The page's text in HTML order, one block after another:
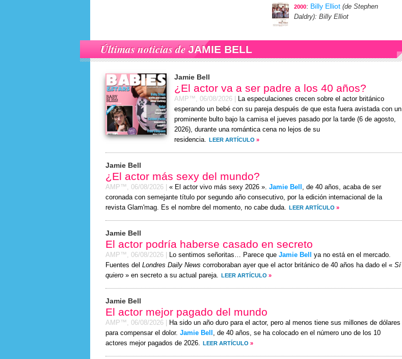
2000: Billy Elliot (de Stephen
Daldry): Billy Elliot
Últimas noticias deJAMIE BELL
Jamie Bell
¿El actor va a ser padre a los 40 años?
AMP™, 06/08/2026
La especulaciones crecen sobre el actor británico
esperando un bebé con su pareja después de que esta fuera avistada con un
prominente bulto bajo la camisa el jueves pasado por la tarde (6 de agosto,
2026), durante una romántica cena no lejos de su
residencia. LEER ARTÍCULO »
Jamie Bell
¿El actor más sexy del mundo?
AMP™, 06/08/2026 « El actor vivo más sexy 2026 ». Jamie Bell , de 40 años, acaba de ser
coronada con semejante título por segundo año consecutivo, por la edición internacional de la
revista Glam'mag. Es el nombre del momento, no cabe duda. LEER ARTÍCULO »
Jamie Bell
El actor podría haberse casado en secreto
AMP™, 06/08/2026 Lo sentimos señoritas… Parece que Jamie Bell
ya no está en el mercado.
Fuentes del Londres Daily News corroboraban ayer que el actor británico de 40 años ha dado el « Sí
quiero » en secreto a su actual pareja. LEER ARTÍCULO »
Jamie Bell
El actor mejor pagado del mundo
AMP™, 06/08/2026
Ha sido un año duro para el actor, pero al menos tiene sus millones de dólares
para compensar el dolor. Jamie Bell , de 40 años, se ha colocado en el número uno de los 10
actores mejor pagados de 2026. LEER ARTÍCULO »